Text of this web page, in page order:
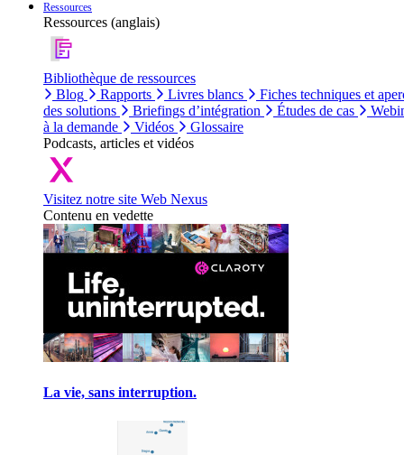
Ressources
Ressources (anglais)
Bibliothèque de ressources
Blog
Rapports Livres blancs
Fiches techniques et
des solutions
Briefings d’intégration Études de cas
à la demande
Vidéos
Glossaire
Podcasts, articles et vidéos
Visitez notre site Web Nexus
Contenu en vedette
La vie, sans interruption.